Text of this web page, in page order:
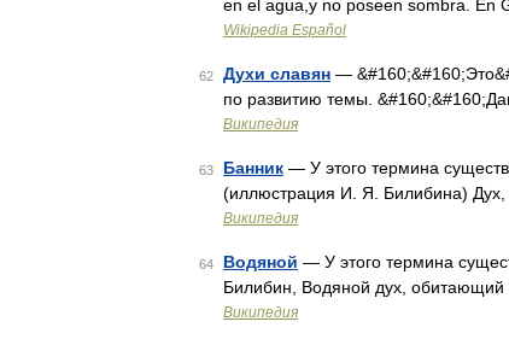
en el agua,y no poseen sombra. En
Wikipedia Español
62 Духи славян —
по развитию темы.
Википедия
63 Банник — У этого термина
(иллюстрация И. Я. Билибина)
Википедия
64 Водяной — У этого термина
Билибин, Водяной дух, обитающий
Википедия